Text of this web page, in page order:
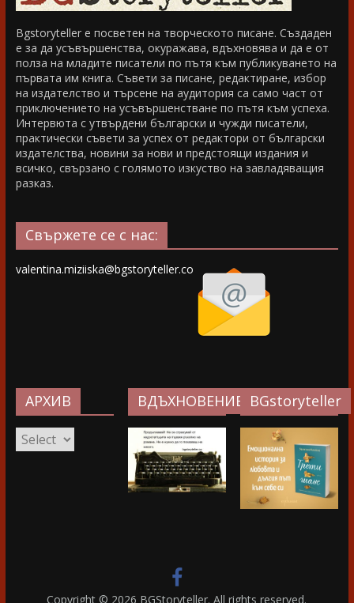
Bgstoryteller е посветен на творческото писане. Създаден
е за да усъвършенства, окуражава, вдъхновява и да е от
полза на младите писатели по пътя към публикуването на
първата им книга. Съвети за писане, редактиране, избор
на издателство и търсене на аудитория са само част от
приключението на усъвършенстване по пътя към успеха.
Интервюта с утвърдени български и чужди писатели,
практически съвети за успех от редактори от български
издателства, новини за нови и предстоящи издания и
всичко, свързано с голямото изкуство на завладяващия
разказ.
Свържете се с нас:
valentina.miziiska@bgstoryteller.co
АРХИВ
АРХИВ
ВДЪХНОВЕНИЕ…BGstoryteller
Copyright © 2026 BGStoryteller. All rights reserved.